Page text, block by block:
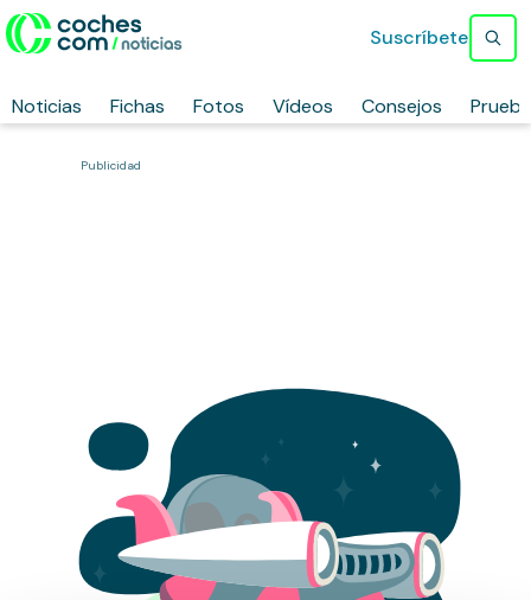
Noticias Fichas Fotos Vídeos Consejos
Suscríbete
Publicidad